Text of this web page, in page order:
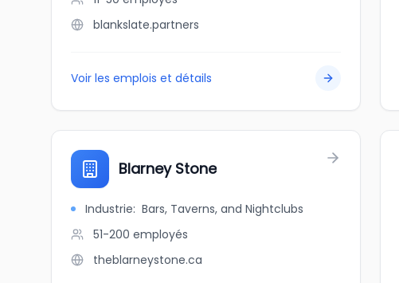
blankslate.partners
Voir les emplois et détails
Blarney Stone
Industrie: Bars, Taverns, and Nightclubs
51-200 employés
theblarneystone.ca